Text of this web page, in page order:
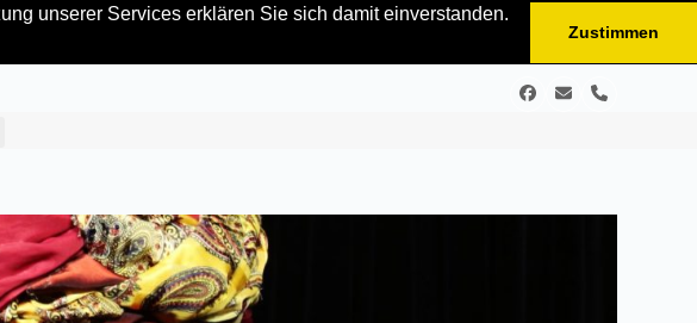
unserer Services erklären Sie sich damit einverstanden.
Zustimmen
Facebook
E- Telefon